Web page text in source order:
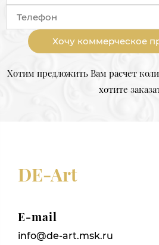
Хочу коммерческое
Хотим предложить Вам расчет
хотите
DE-Art
E-mail
info@de-art.msk.ru